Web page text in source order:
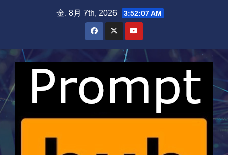
金. 8月 7th, 2026 3:52:07 AM